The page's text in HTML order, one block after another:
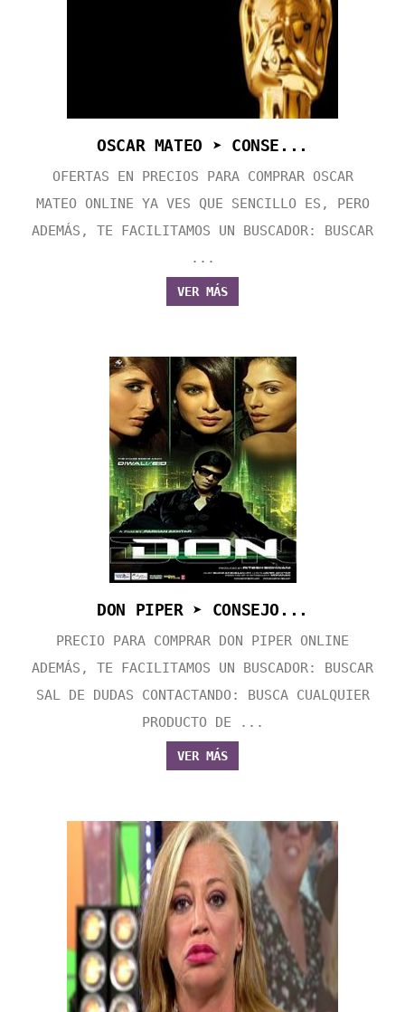
OSCAR MATEO ➤ CONSE...
OFERTAS EN PRECIOS PARA COMPRAR OSCAR
MATEO ONLINE YA VES QUE SENCILLO ES, PERO
ADEMÁS, TE FACILITAMOS UN BUSCADOR: BUSCAR
...
VER MÁS
DON PIPER ➤ CONSEJO...
PRECIO PARA COMPRAR DON PIPER ONLINE
ADEMÁS, TE FACILITAMOS UN BUSCADOR: BUSCAR
SAL DE DUDAS CONTACTANDO: BUSCA CUALQUIER
PRODUCTO DE ...
VER MÁS